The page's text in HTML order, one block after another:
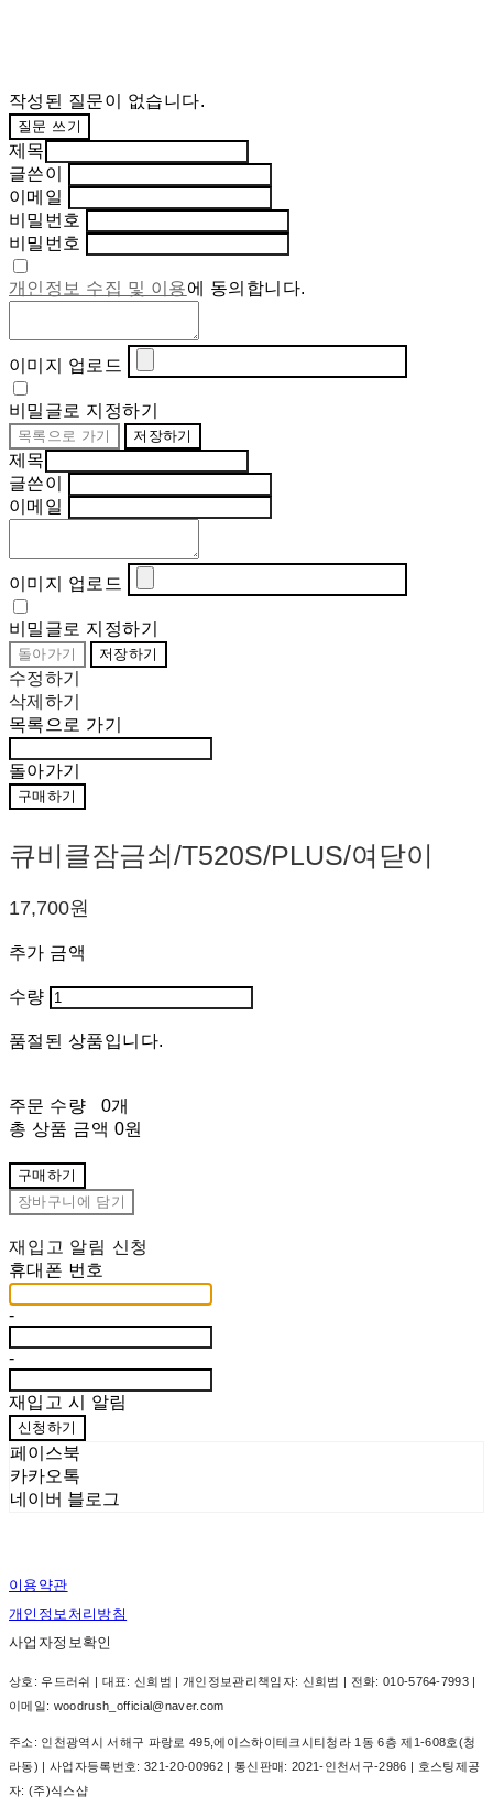
작성된 질문이 없습니다.
질문 쓰기
제목
글쓴이
이메일
비밀번호
비밀번호
개인정보 수집 및 이용에 동의합니다.
이미지 업로드
비밀글로 지정하기
목록으로 가기 저장하기
제목
글쓴이
이메일
이미지 업로드
비밀글로 지정하기
돌아가기 저장하기
수정하기
삭제하기
목록으로 가기
돌아가기
구매하기
큐비클잠금쇠/T520S/PLUS/여닫이
17,700원
추가 금액
수량
품절된 상품입니다.
주문 수량
0개
총 상품 금액 0원
구매하기
장바구니에 담기
재입고 알림 신청
휴대폰 번호
-
-
재입고 시 알림
신청하기
페이스북
카카오톡
네이버 블로그
이용약관
개인정보처리방침
사업자정보확인
상호: 우드러쉬 | 대표: 신희범 | 개인정보관리책임자: 신희범 | 전화: 010-5764-7993 |
이메일: woodrush_official@naver.com
주소: 인천광역시 서해구 파랑로 495,에이스하이테크시티청라 1동 6층 제1-608호(청
라동) | 사업자등록번호: 321-20-00962| 통신판매: 2021-인천서구-2986 | 호스팅제공
자: (주)식스샵